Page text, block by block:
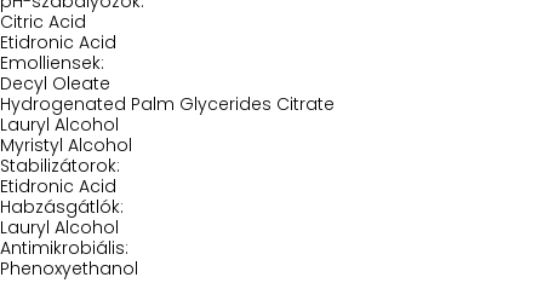
Citric Acid
Etidronic Acid
Emolliensek:
Decyl Oleate
Hydrogenated Palm Glycerides Citrate
Lauryl Alcohol
Myristyl Alcohol
Stabilizátorok:
Etidronic Acid
Habzásgátlók:
Lauryl Alcohol
Antimikrobiális:
Phenoxyethanol